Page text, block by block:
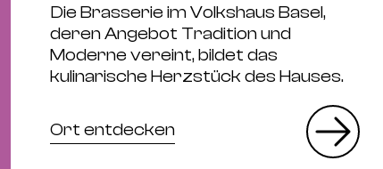
Die Brasserie im Volkshaus Basel,
deren Angebot Tradition und
Moderne vereint, bildet das
kulinarische Herzstück des Hauses.
Ort entdecken